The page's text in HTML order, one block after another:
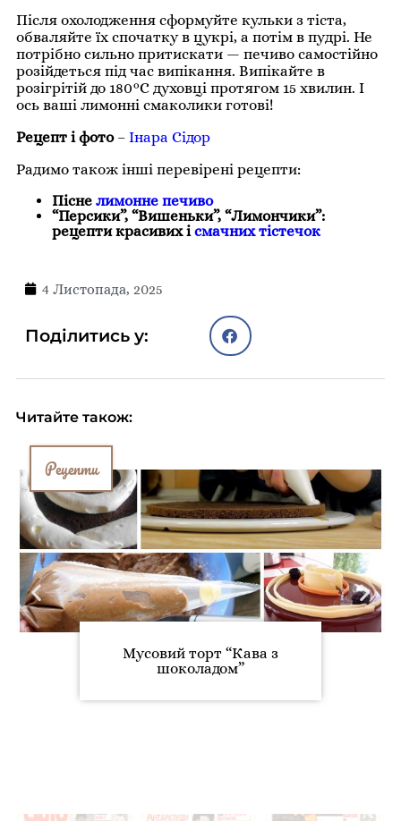
Після охолодження сформуйте кульки з тіста,
обваляйте їх спочатку в цукрі, а потім в пудрі. Не
потрібно сильно притискати — печиво самостійно
розійдеться під час випікання. Випікайте в
розігрітій до 180°C духовці протягом 15 хвилин. І
ось ваші лимонні смаколики готові!
Рецепт і фото– Інара Сідор
Радимо також інші перевірені рецепти:
Пісне лимонне печиво
“Персики”, “Вишеньки”, “Лимончики”:
рецепти красивих і смачних тістечок
4 Листопада, 2025
Поділитись у:
Читайте також:
Рецепти
Мусовий торт “Кава з
шоколадом”